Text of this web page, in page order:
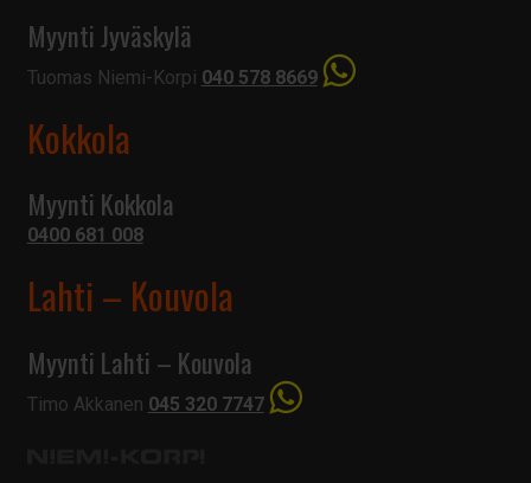
Myynti Jyväskylä
Tuomas Niemi-Korpi 040 578 8669
Kokkola
Myynti Kokkola
0400 681 008
Lahti – Kouvola
Myynti Lahti – Kouvola
Timo Akkanen 045 320 7747